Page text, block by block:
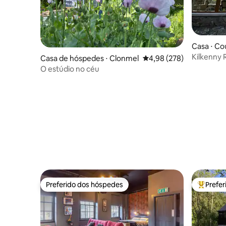
Casa de hóspedes ⋅ Clonmel 4,98 de uma avaliação
4,98 (278)
O estúdio no céu
Casa ⋅
Kilkenny
Preferido dos hóspedes
Preferido dos hóspedes Entre